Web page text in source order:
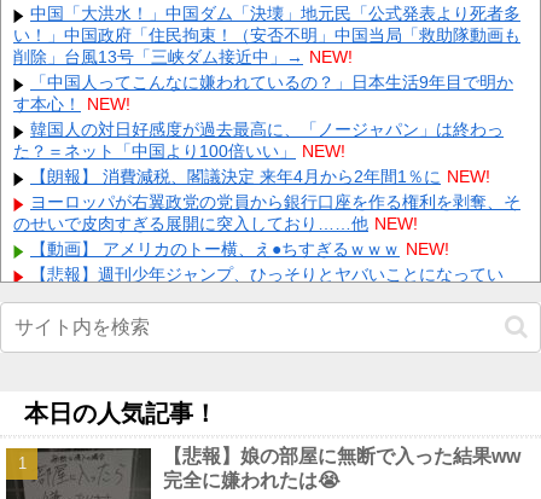
兄嫁「正月に帰るから、ゲームと、いいお肉と酒と、お風呂グッ
ズの準備しとけよ」寝起きの私「知るかボケ」兄嫁「キィィィィ
ー！...
NEW!
【動画】 新型のさすまた、限界突破ｗｗｗｗｗｗ NEW!
【悲報】 有吉、一般人に「ド正論」を叩きつけて炎上ｗｗｗｗｗ
ｗｗｗ NEW!
【画像】 ワイ「アルファードいいなあ。買いに行くか」店員「ほ
いっ見積もりな！」ワイ「金額おかしくね？」←お前らもそう思
う... NEW!
【画像】 「キム兄」こと芸人・木村祐一さん（63歳）、最新の松
本人志さんとのツーショットが完全に別人だとネット騒然！
「... NEW!
Powered by livedoor 相互RSS
中国「大洪水！」中国ダム「決壊」地元民「公式発表より死者多
い！」中国政府「住民拘束！（安否不明」中国当局「救助隊動画も
削除」台風13号「三峡ダム接近中」→ NEW!
「中国人ってこんなに嫌われているの？」日本生活9年目で明か
す本心！
NEW!
韓国人の対日好感度が過去最高に、「ノージャパン」は終わっ
た？＝ネット「中国より100倍いい」
NEW!
【朗報】 消費減税、閣議決定 来年4月から2年間1％に NEW!
ヨーロッパが右翼政党の党員から銀行口座を作る権利を剥奪、そ
のせいで皮肉すぎる展開に突入しており……他 NEW!
【動画】 アメリカのトー横、え●ちすぎるｗｗｗ NEW!
【悲報】週刊少年ジャンプ、ひっそりとヤバいことになってい
【画像】 田中みな実(39) 妊娠中でも露出多めのドレス、これノー
NEW!
【画像】 風俗で毎回こういう"恵体メロン"お姉さん(35)を指名し
てしまうんやが・・・・・・ NEW!
甲子園初・女性の審判員がデビュー 試合後に涙…「嬉しい気持
ちと絶対失敗しちゃいけない、それだけでした」他
本日の人気記事！
【悲報】娘の部屋に無断で入った結果ww
完全に嫌われたは😭